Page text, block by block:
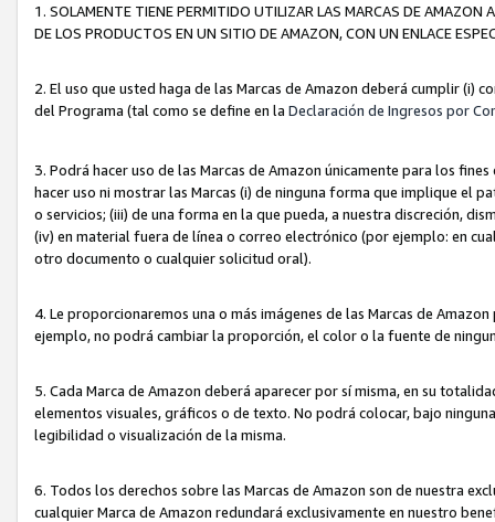
1. SOLAMENTE TIENE PERMITIDO UTILIZAR LAS MARCAS DE
DE LOS PRODUCTOS EN UN SITIO DE AMAZON, CON UN ENLACE
2. El uso que usted haga de las Marcas de Amazon deberá cumplir (i)
del Programa (tal como se define en la Declaración de Ingresos por
3. Podrá hacer uso de las Marcas de Amazon únicamente para los
hacer uso ni mostrar las Marcas (i) de ninguna forma que implique el
o servicios; (iii) de una forma en la que pueda, a nuestra discreción,
(iv) en material fuera de línea o correo electrónico (por ejemplo: en
otro documento o cualquier solicitud oral).
4. Le proporcionaremos una o más imágenes de las Marcas de
ejemplo, no podrá cambiar la proporción, el color o la fuente de
5. Cada Marca de Amazon deberá aparecer por sí misma, en su
elementos visuales, gráficos o de texto. No podrá colocar, bajo
legibilidad o visualización de la misma.
6. Todos los derechos sobre las Marcas de Amazon son de nuestra
cualquier Marca de Amazon redundará exclusivamente en nuestro